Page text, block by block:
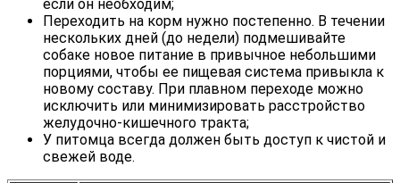
если он необходим;
Переходить на корм нужно постепенно. В течении
нескольких дней (до недели) подмешивайте
собаке новое питание в привычное небольшими
порциями, чтобы ее пищевая система привыкла к
новому составу. При плавном переходе можно
исключить или минимизировать расстройство
желудочно-кишечного тракта;
У питомца всегда должен быть доступ к чистой и
свежей воде.